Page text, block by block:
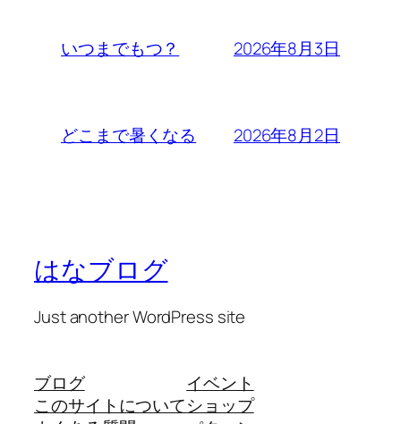
いつまでもつ？ 2026年8月3日
どこまで暑くなる 2026年8月2日
はなブログ
Just another WordPress site
ブログ
このサイトについて
イベント
ショップ